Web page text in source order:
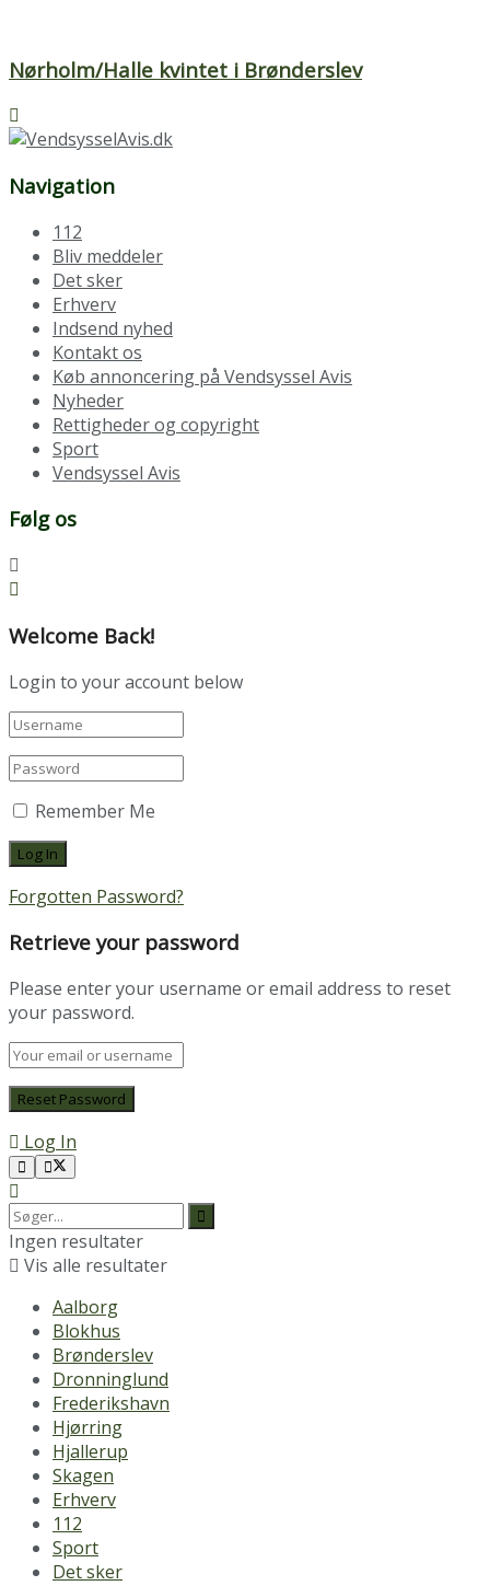
Nørholm/Halle kvintet i Brønderslev
Navigation
112
Bliv meddeler
Det sker
Erhverv
Indsend nyhed
Kontakt os
Køb annoncering på Vendsyssel Avis
Nyheder
Rettigheder og copyright
Sport
Vendsyssel Avis
Følg os
Welcome Back!
Login to your account below
Remember Me
Forgotten Password?
Retrieve your password
Please enter your username or email address to reset
your password.
Log In
Ingen resultater
Vis alle resultater
Aalborg
Blokhus
Brønderslev
Dronninglund
Frederikshavn
Hjørring
Hjallerup
Skagen
Erhverv
112
Sport
Det sker